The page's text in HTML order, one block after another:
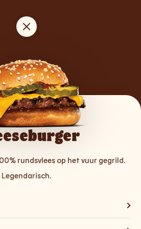
rundsvlees op het vuur gegrild.
Legendarisch.